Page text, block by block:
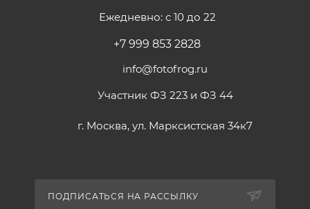
Ежедневно: с 10 до 22
+7 999 853 2828
info@fotofrog.ru
Участник ФЗ 223 и ФЗ 44
г. Москва, ул. Марксистская 34к7
ПОДПИСАТЬСЯ НА РАССЫЛКУ